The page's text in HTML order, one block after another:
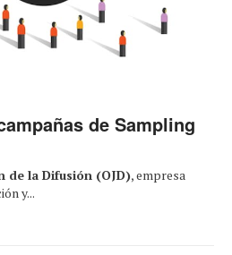
de Sampling
de la Difusión (OJD), empresa
y...